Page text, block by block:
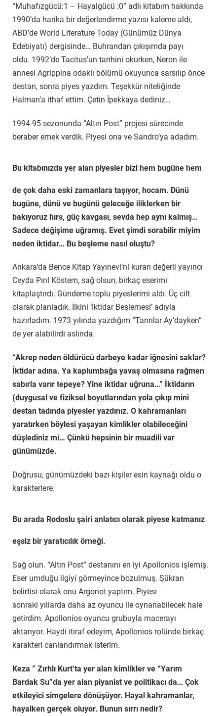
“Muhafızgücü:1 – Hayalgücü :0” adlı kitabım hakkında
1990’da harika bir değerlendirme yazısı kaleme aldı,
ABD’de World Literature Today (Günümüz Dünya
Edebiyatı) dergisinde… Buhrandan çıkışımda payı
oldu. 1992’de Tacitus’un tarihini okurken, Neron ile
annesi Agrippina odaklı bölümü okuyunca sarsılıp önce
destan, sonra piyes yazdım. Teşekkür niteliğinde
Halman’a ithaf ettim. Çetin İpekkaya dediniz…
1994-95 sezonunda “Altın Post” projesi sürecinde
beraber emek verdik. Piyesi ona ve Sandro’ya adadım.
Bu kitabınızda yer alan piyesler bizi hem bugüne hem
de çok daha eski zamanlara taşıyor, hocam. Dünü
bugüne, dünü ve bugünü geleceğe iliklerken bir
bakıyoruz hırs, güç kavgası, sevda hep aynı kalmış…
Sadece değişime uğramış. Evet şimdi sorabilir miyim
neden iktidar… Bu beşleme nasıl oluştu?
Ankara’da Bence Kitap Yayınevi’ni kuran değerli yayıncı
Ceyda Pırıl Köstem, sağ olsun, birkaç eserimi
kitaplaştırdı. Gündeme toplu piyeslerimi aldı. Üç cilt
olarak planladık. İlkini ‘İktidar Beşlemesi’ adıyla
hazırladım. 1973 yılında yazdığım “Tanrılar Ay’dayken”
de yer alabilirdi aslında.
“Akrep neden öldürücü darbeye kadar iğnesini saklar?
İktidar adına. Ya kaplumbağa yavaş olmasına rağmen
sabırla varır tepeye? Yine iktidar uğruna…” İktidarın
(duygusal ve fiziksel boyutlarından yola çıkıp mini
destan tadında piyesler yazdınız. O kahramanları
yaratırken böylesi yaşayan kimlikler olabileceğini
düşlediniz mi… Çünkü hepsinin bir muadili var
günümüzde.
Doğrusu, günümüzdeki bazı kişiler esin kaynağı oldu o
karakterlere.
Bu arada Rodoslu şairi anlatıcı olarak piyese katmanız
eşsiz bir yaratıcılık örneği.
Sağ olun. “Altın Post” destanını en iyi Apollonios işlemiş.
Eser umduğu ilgiyi görmeyince bozulmuş. Şükran
belirtisi olarak onu Argonot yaptım. Piyesi
sonraki yıllarda daha az oyuncu ile oynanabilecek hale
getirdim. Apollonios oyuncu grubuyla macerayı
aktarıyor. Haydi itiraf edeyim, Apollonios rolünde birkaç
karakteri canlandırmak isterim.
Keza ” Zırhlı Kurt’ta yer alan kimlikler ve “Yarım
Bardak Su”da yer alan piyanist ve politikacı da… Çok
etkileyici simgelere dönüşüyor. Hayal kahramanlar,
hayalken gerçek oluyor. Bunun sırrı nedir?